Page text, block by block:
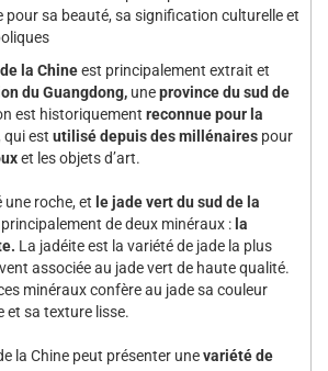
pour sa beauté, sa signification culturelle et
la Chineest principalement extrait et
du Guangdong, uneprovince du sud de
est historiquement reconnue pour la
qui est utilisé depuis des millénaires pour
et les objets d’art.
une roche, et le jade vert du sud de la
principalement de deux minéraux : la
La jadéite est la variété de jade la plus
associée au jade vert de haute qualité.
minéraux confère au jade sa couleur
et sa texture lisse.
la Chine peut présenter unevariété de